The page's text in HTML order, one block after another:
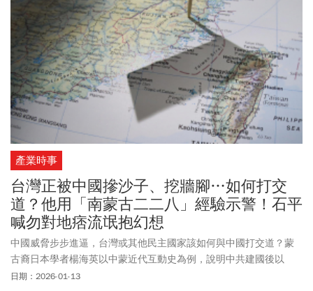
產業時事
台灣正被中國摻沙子、挖牆腳…如何打交
道？他用「南蒙古二二八」經驗示警！石平
喊勿對地痞流氓抱幻想
中國威脅步步進逼，台灣或其他民主國家該如何與中國打交道？蒙
古裔日本學者楊海英以中蒙近代互動史為例，說明中共建國後以
「摻沙子、挖牆腳」策略併吞南蒙古（內蒙古），到1960年代，境
日期：2026-01-13